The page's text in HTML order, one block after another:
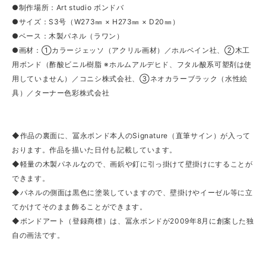
●制作場所：Art studio ボンドバ
●サイズ：S3号（W273㎜ × H273㎜ × D20㎜）
●ベース：木製パネル（ラワン）
●画材：①カラージェッソ（アクリル画材）／ホルベイン社、②木工
用ボンド（酢酸ビニル樹脂 ※ホルムアルデヒド、フタル酸系可塑剤は使
用していません）／コニシ株式会社、③ネオカラーブラック（水性絵
具）／ターナー色彩株式会社
◆作品の裏面に、冨永ボンド本人のSignature（直筆サイン）が入って
おります。作品を描いた日付も記載しています。
◆軽量の木製パネルなので、画鋲や釘に引っ掛けて壁掛けにすることが
できます。
◆パネルの側面は黒色に塗装していますので、壁掛けやイーゼル等に立
てかけてそのまま飾ることができます。
◆ボンドアート（登録商標）は、冨永ボンドが2009年8月に創案した独
自の画法です。